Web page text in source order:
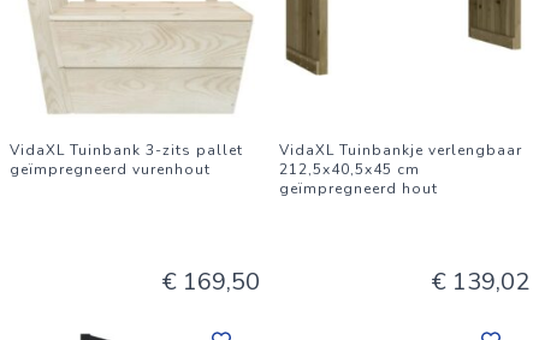
VidaXL Tuinbank 3-zits pallet
geïmpregneerd vurenhout
€ 169,50
VidaXL Tuinbankje verlengbaar
212,5x40,5x45 cm
geïmpregneerd hout
€ 139,02